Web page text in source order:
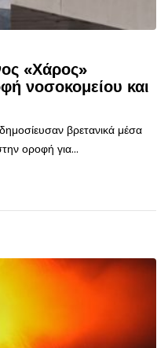
«Χάρος»
νοσοκομείου και
βρετανικά μέσα
οροφή για...